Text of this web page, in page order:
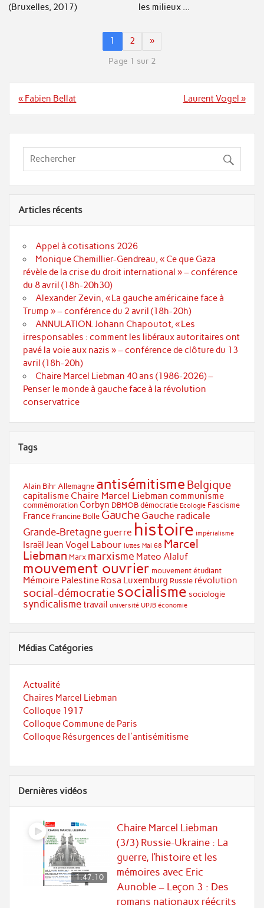
(Bruxelles, 2017) les milieux ...
1 2 »
Page 1 sur 2
Navigation
« Fabien Bellat Laurent Vogel »
Articles récents
Appel à cotisations 2026
Monique Chemillier-Gendreau, « Ce que Gaza
révèle de la crise du droit international » – conférence
du 8 avril (18h-20h30)
Alexander Zevin, « La gauche américaine face à
Trump » – conférence du 2 avril (18h-20h)
ANNULATION. Johann Chapoutot, « Les
irresponsables : comment les libéraux autoritaires ont
pavé la voie aux nazis » – conférence de clôture du 13
avril (18h-20h)
Chaire Marcel Liebman 40 ans (1986-2026) –
Penser le monde à gauche face à la révolution
conservatrice
Tags
Alain Bihr Allemagne antisémitisme Belgique
capitalisme Chaire Marcel Liebman communisme
commémoration Corbyn DBMOB démocratie Ecologie Fascisme
France Francine Bolle Gauche Gauche radicale
Grande-Bretagne guerre histoire impérialisme
Israël Jean Vogel Labour luttes Mai 68 Marcel
Liebman Marx marxisme Mateo Alaluf
mouvement ouvrier mouvement étudiant
Mémoire Palestine Rosa Luxemburg Russie révolution
social-démocratiesocialisme sociologie
syndicalismetravail université UPJB économie
Médias Catégories
Actualité
Chaires Marcel Liebman
Colloque 1917
Colloque Commune de Paris
Colloque Résurgences de l'antisémitisme
Dernières vidéos
1:47:10
Chaire Marcel Liebman
(3/3) Russie-Ukraine : La
guerre, l’histoire et les
mémoires avec Eric
Aunoble – Leçon 3 : Des
romans nationaux réécrits